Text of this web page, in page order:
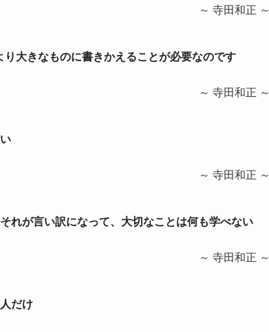
～ 寺田和正 ～
大きなものに書きかえることが必要なのです
～ 寺田和正 ～
～ 寺田和正 ～
れが言い訳になって、大切なことは何も学べない
～ 寺田和正 ～
だけ